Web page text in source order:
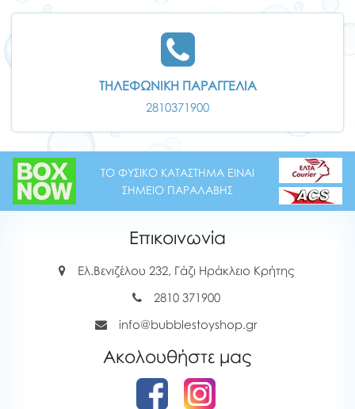
ΤΗΛΕΦΩΝΙΚΗ ΠΑΡΑΓΓΕΛΙΑ
2810371900
ΤΟ ΦΥΣΙΚΟ ΚΑΤΑΣΤΗΜΑ ΕΙΝΑΙ
ΣΗΜΕΙΟ ΠΑΡΑΛΑΒΗΣ
Επικοινωνία
Ελ.Βενιζέλου 232, Γάζι Ηράκλειο Κρήτης
2810 371900
info@bubblestoyshop.gr
Ακολουθήστε μας